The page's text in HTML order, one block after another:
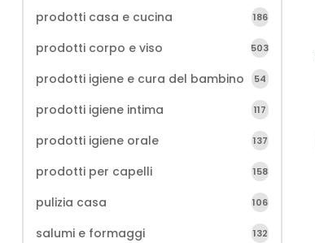
prodotti casa e cucina 186
prodotti corpo e viso 503
prodotti igiene e cura del bambino 54
prodotti igiene intima 117
prodotti igiene orale 137
prodotti per capelli 158
pulizia casa 106
salumi e formaggi 132